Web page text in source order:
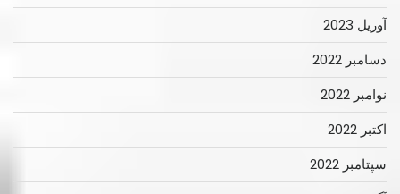
آوریل 2023
دسامبر 2022
نوامبر 2022
اکتبر 2022
سپتامبر 2022